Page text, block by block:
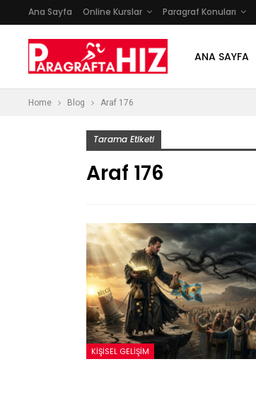
Ana Sayfa Online Kurslar Paragraf Konuları
ANA SAYFA
Home Blog Araf 176
Tarama Etiketi
Araf 176
KIŞISEL GELIŞIM